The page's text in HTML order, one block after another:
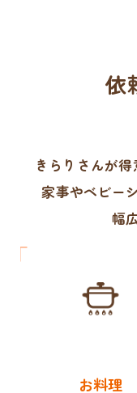
依
きらりさんが得
家事やベビー
幅
お料理